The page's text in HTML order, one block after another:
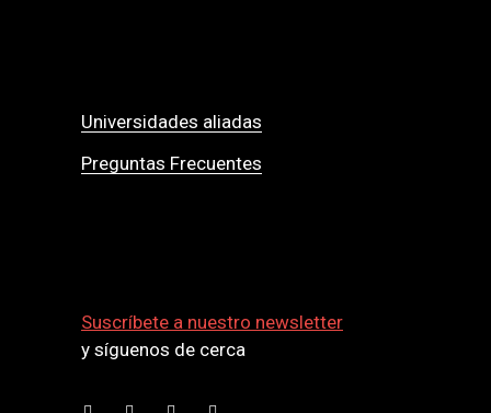
Universidades aliadas
Preguntas Frecuentes
Suscríbete a nuestro newsletter
y síguenos de cerca